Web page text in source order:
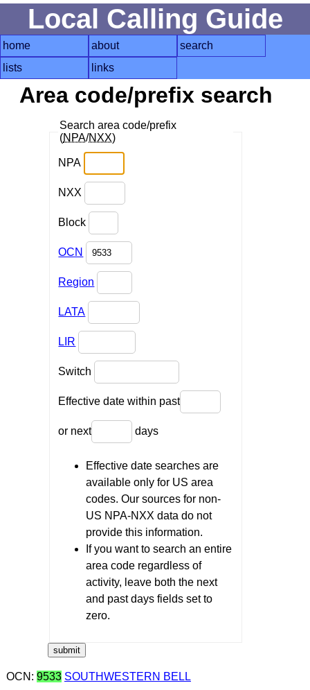
Local Calling Guide
home about
search
lists
links
Area code/prefix search
Search area code/prefix
(NPA/NXX)
NPA
NXX
Block
OCN
Region
LATA
LIR
Switch
Effective date within past
or next days
Effective date searches are
available only for US area
codes. Our sources for non-
US NPA-NXX data do not
provide this information.
If you want to search an entire
area code regardless of
activity, leave both the next
and past days fields set to
zero.
OCN: 9533 SOUTHWESTERN BELL